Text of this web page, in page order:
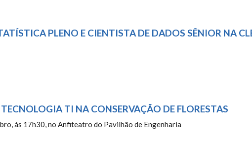
PLENO E CIENTISTA DE DADOS SÊNIOR NA
TI NA CONSERVAÇÃO DE FLORESTAS
às 17h30, no Anfiteatro do Pavilhão de Engenharia